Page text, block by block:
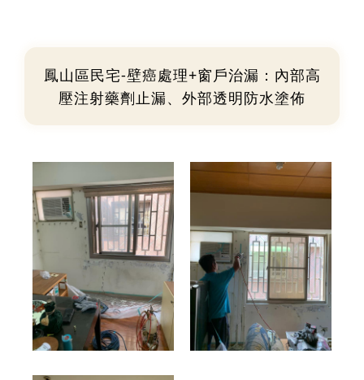
鳳山區民宅-壁癌處理+窗戶治漏：內部高
壓注射藥劑止漏、外部透明防水塗佈